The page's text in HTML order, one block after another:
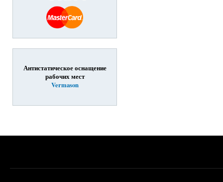
Антистатическое оснащение
рабочих мест
Vermason